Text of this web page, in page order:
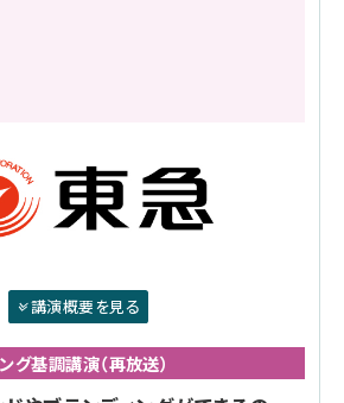
講演概要を見る
グ基調講演（再放送）